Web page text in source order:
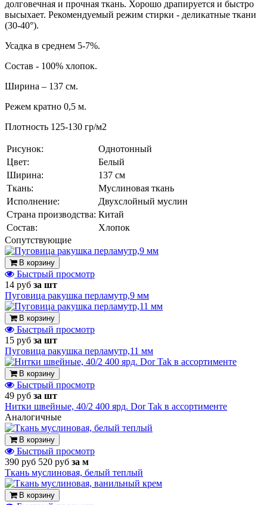
долговечная и прочная ткань. Хорошо драпируется и быстро
высыхает. Рекомендуемый режим стирки - деликатные ткани
(30-40°).
Усадка в среднем 5-7%.
Состав - 100% хлопок.
Ширина – 137 см.
Режем кратно 0,5 м.
Плотность 125-130 гр/м2
Рисунок:
Однотонный
Цвет:
Белый
Ширина:
137 см
Ткань:
Муслиновая ткань
Исполнение:
Двухслойный муслин
Страна производства: Китай
Состав:
Хлопок
Cопутствующие
В корзину
Быстрый просмотр
14 руб за шт
Пуговица ракушка перламутр,9 мм
В корзину
Быстрый просмотр
15 руб за шт
Пуговица ракушка перламутр,11 мм
В корзину
Быстрый просмотр
49 руб за шт
Нитки швейные, 40/2 400 ярд. Dor Tak в ассортименте
Аналогичные
В корзину
Быстрый просмотр
390 руб 520 руб за м
Ткань муслиновая, белый теплый
В корзину